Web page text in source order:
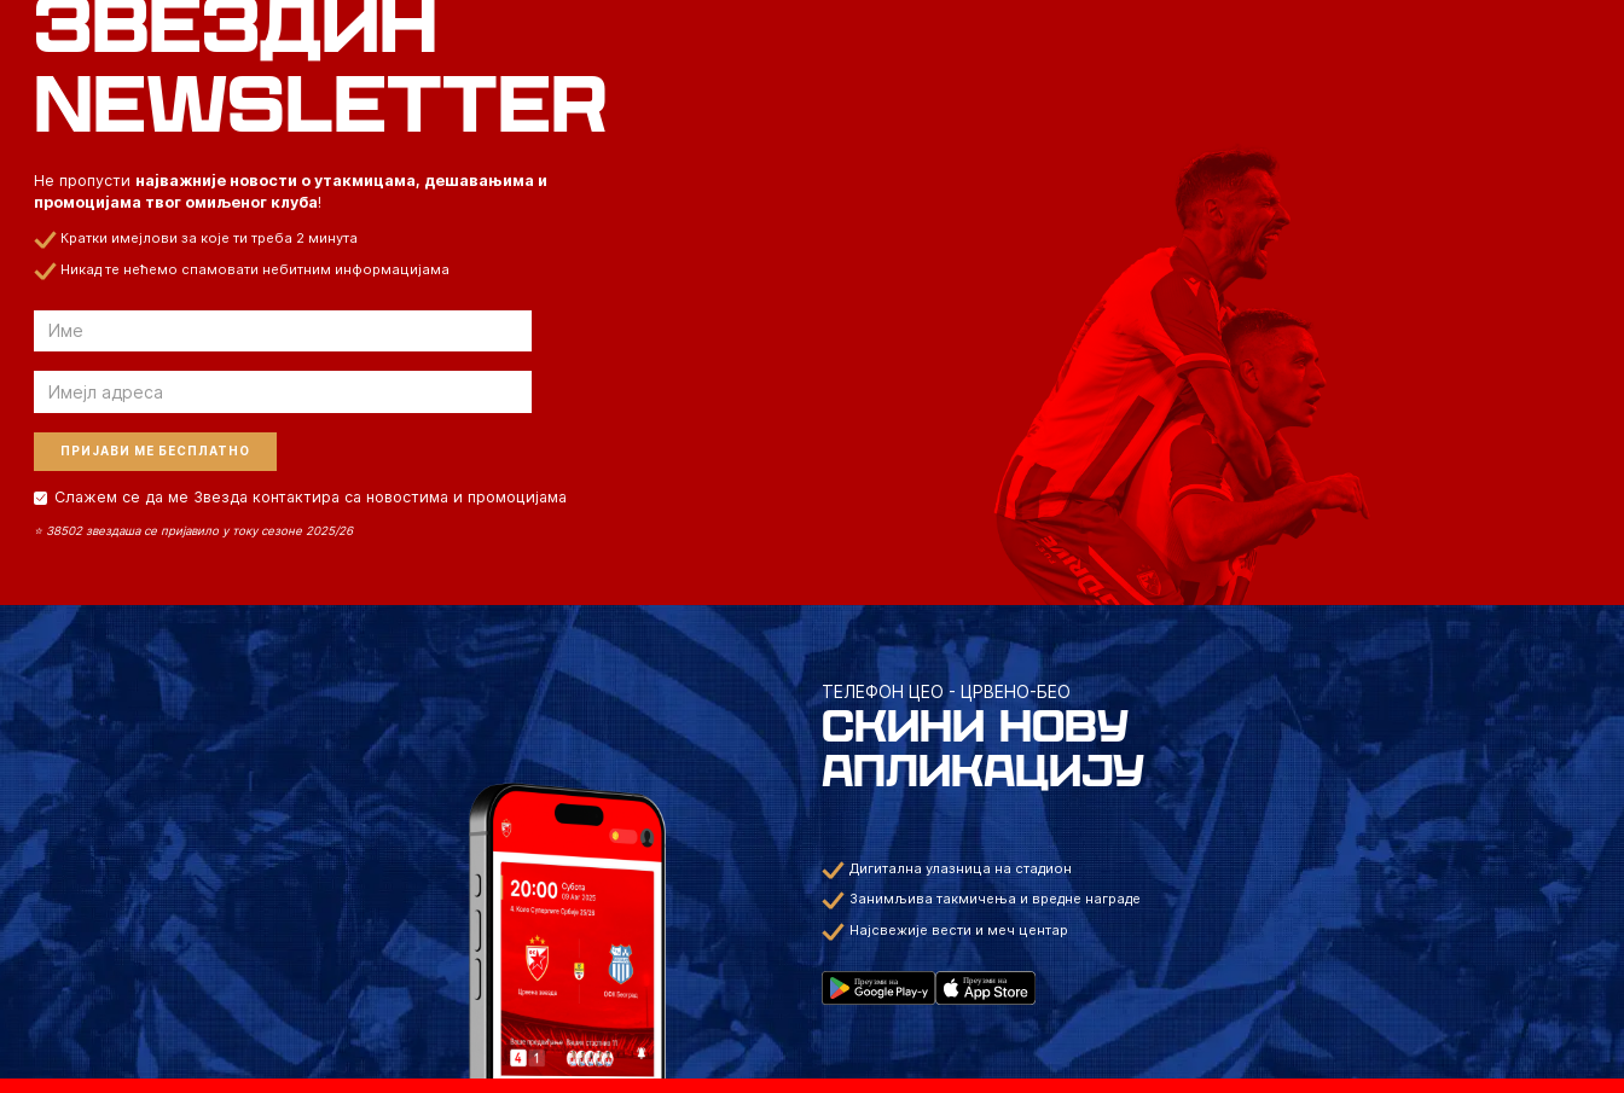
ЗВЕЗДИН
NEWSLETTER
Не пропусти најважније новости о утакмицама, дешавањима и
промоцијама твог омиљеног клуба!
Кратки имејлови за које ти треба 2 минута
Никад те нећемо спамовати небитним информацијама
Email
Email
Слажем се да ме Звезда контактира са новостима и промоцијама
⭐ 38502 звездаша се пријавило у току сезоне 2025/26
ТЕЛЕФОН ЦЕО - ЦРВЕНО-БЕО
СКИНИ НОВУ
АПЛИКАЦИЈУ
Дигитална улазница на стадион
Занимљива такмичења и вредне награде
Најсвежије вести и меч центар